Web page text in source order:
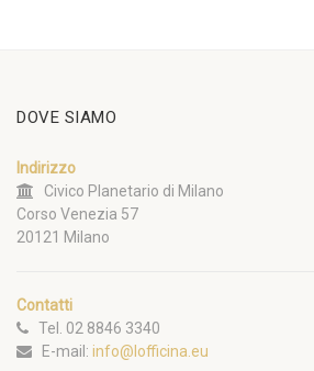
DOVE SIAMO
Indirizzo
Civico Planetario di Milano
Corso Venezia 57
20121 Milano
Contatti
Tel. 02 8846 3340
E-mail: info@lofficina.eu